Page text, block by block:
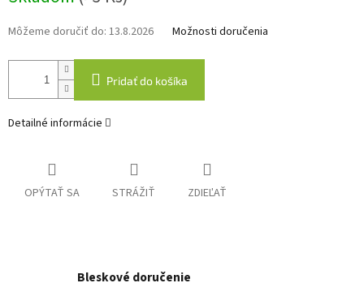
Môžeme doručiť do: 13.8.2026 Možnosti doručenia
Pridať do košíka
Detailné informácie
OPÝTAŤ SA STRÁŽIŤ ZDIEĽAŤ
Bleskové doručenie